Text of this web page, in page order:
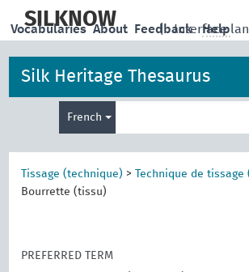
main
SILKNOW | Interface
Vocabularies About Feedback Help
Silk Heritage Thesaurus
French
Tissage (technique) > Technique de
Bourrette (tissu)
PREFERRED TERM